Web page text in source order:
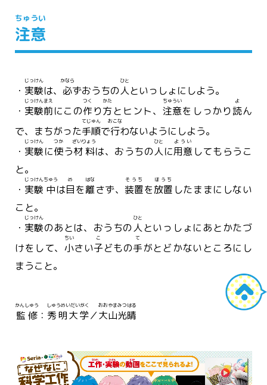
注意
ちゅうい
・ 実験
じっけん
は、 必
かなら
ずおうちの人
ひと
といっしょにしよう。
・ 実験
じっけん
前
まえ
にこの作
つく
り方
かた
とヒント、 注意
ちゅうい
をしっかり読
よ
ん
で、まちがった手順
てじゅん
で行
おこな
わないようにしよう。
・ 実験
じっけん
に使
つか
う材料
ざいりょう
は、おうちの人
ひと
に用意
ようい
してもらうこ
と。
・ 実験
じっけん
中
ちゅう
は目
め
を離
はな
さず、 装置
そうち
を放置
ほうち
したままにしない
こと。
・ 実験
じっけん
のあとは、おうちの人
ひと
といっしょにあとかたづ
けをして、 小
ちい
さい子
こ
どもの手
て
がとどかないところにし
まうこと。
監修
かんしゅう
： 秀明大学
しゅうめいだいがく
／大山
おおやま
光晴
みつはる